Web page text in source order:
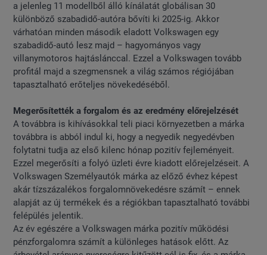
a jelenleg 11 modellből álló kínálatát globálisan 30
különböző szabadidő-autóra bővíti ki 2025-ig. Akkor
várhatóan minden második eladott Volkswagen egy
szabadidő-autó lesz majd – hagyományos vagy
villanymotoros hajtáslánccal. Ezzel a Volkswagen tovább
profitál majd a szegmensnek a világ számos régiójában
tapasztalható erőteljes növekedéséből.
Megerősítették a forgalom és az eredmény előrejelzését
A továbbra is kihívásokkal teli piaci környezetben a márka
továbbra is abból indul ki, hogy a negyedik negyedévben
folytatni tudja az első kilenc hónap pozitív fejleményeit.
Ezzel megerősíti a folyó üzleti évre kiadott előrejelzéseit. A
Volkswagen Személyautók márka az előző évhez képest
akár tízszázalékos forgalomnövekedésre számít – ennek
alapját az új termékek és a régiókban tapasztalható további
felépülés jelentik.
Az év egészére a Volkswagen márka pozitív működési
pénzforgalomra számít a különleges hatások előtt. Az